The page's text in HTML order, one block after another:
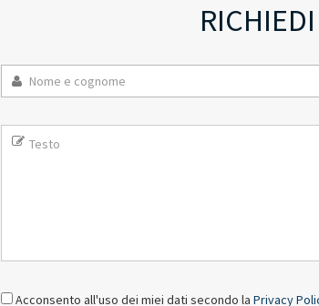
Acconsento all'uso dei miei dati secondo la Privacy